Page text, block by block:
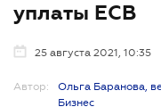
уплаты ЕСВ
25 августа 2021, 10:35
Автор:
Ольга Баранова,
Бизнес